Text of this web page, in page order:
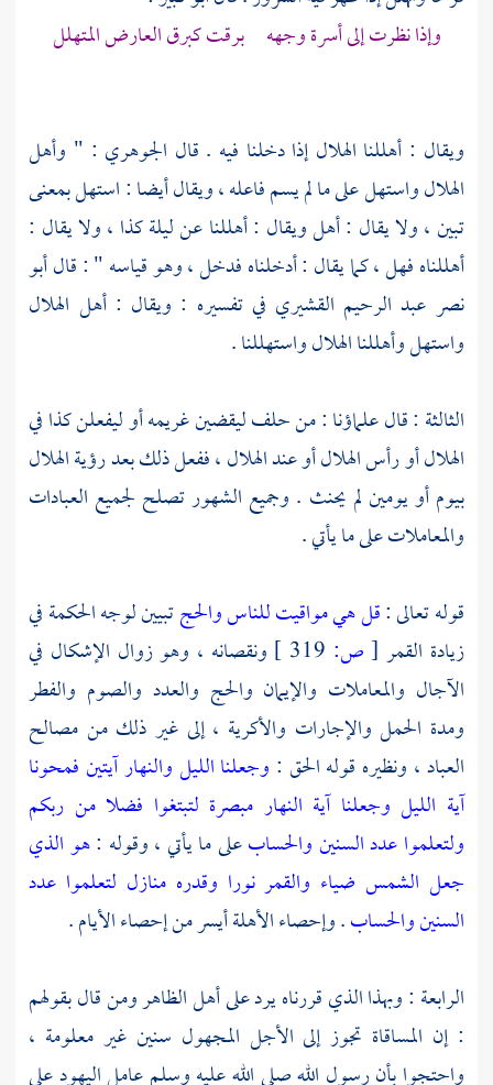
وإذا نظرت إلى أسرة وجهه برقت كبرق العارض المتهلل
ويقال : أهللنا الهلال إذا دخلنا فيه . قال الجوهري : " وأهل
الهلال واستهل على ما لم يسم فاعله ، ويقال أيضا : استهل بمعنى
تبين ، ولا يقال : أهل ويقال : أهللنا عن ليلة كذا ، ولا يقال :
أهللناه فهل ، كما يقال : أدخلناه فدخل ، وهو قياسه " : قالأبو
نصر عبد الرحيم القشيري في تفسيره : ويقال : أهل الهلال
واستهل وأهللنا الهلال واستهللنا .
الثالثة : قال علماؤنا : من حلف ليقضين غريمه أو ليفعلن كذا في
الهلال أو رأس الهلال أو عند الهلال ، ففعل ذلك بعد رؤية الهلال
بيوم أو يومين لم يحنث . وجميع الشهور تصلح لجميع العبادات
والمعاملات على ما يأتي .
قوله تعالى :قل هي مواقيت للناس والحجتبيين لوجه الحكمة في
زيادة القمر [ص:
ونقصانه ، وهو زوال الإشكال في
الآجال والمعاملات والإيمان والحج والعدد والصوم والفطر
ومدة الحمل والإجارات والأكرية ، إلى غير ذلك من مصالح
العباد ، ونظيره قوله الحق : وجعلنا الليل والنهار آيتين فمحونا
آية الليل وجعلنا آية النهار مبصرة لتبتغوا فضلا من ربكم
ولتعلموا عدد السنين والحسابعلى ما يأتي ، وقوله :هو الذي
جعل الشمس ضياء والقمر نورا وقدره منازل لتعلموا عدد
السنين والحساب. وإحصاء الأهلة أيسر من إحصاء الأيام .
الرابعة : وبهذا الذي قررناه يرد على أهل الظاهر ومن قال بقولهم
: إن المساقاة تجوز إلى الأجل المجهول سنين غير معلومة ،
واحتجوا بأن رسول الله صلى الله عليه وسلم عامل اليهود على